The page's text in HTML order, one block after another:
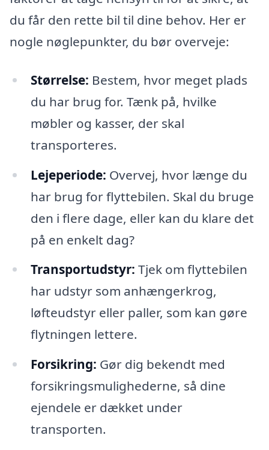
du får den rette bil til dine behov. Her er
nogle nøglepunkter, du bør overveje:
Størrelse: Bestem, hvor meget plads
du har brug for. Tænk på, hvilke
møbler og kasser, der skal
transporteres.
Lejeperiode: Overvej, hvor længe du
har brug for flyttebilen. Skal du bruge
den i flere dage, eller kan du klare det
på en enkelt dag?
Transportudstyr: Tjek om flyttebilen
har udstyr som anhængerkrog,
løfteudstyr eller paller, som kan gøre
flytningen lettere.
Forsikring: Gør dig bekendt med
forsikringsmulighederne, så dine
ejendele er dækket under
transporten.